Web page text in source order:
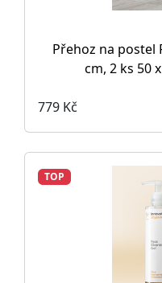
Přehoz na postel
cm, 2 ks 50
779 Kč
TOP